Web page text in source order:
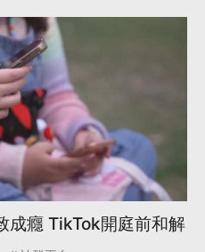
成癮 TikTok開庭前和解